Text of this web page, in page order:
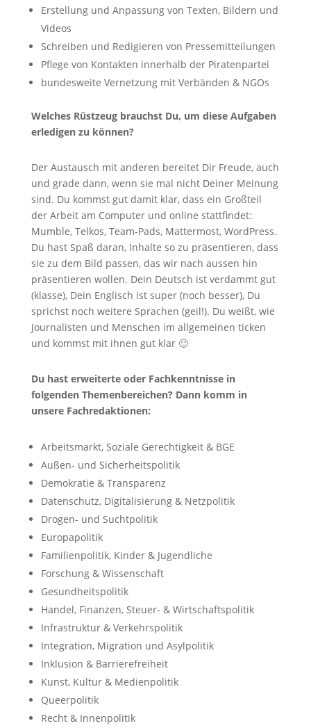
Erstellung und Anpassung von Texten, Bildern und
Videos
Schreiben und Redigieren von Pressemitteilungen
Pflege von Kontakten innerhalb der Piratenpartei
bundesweite Vernetzung mit Verbänden & NGOs
Welches Rüstzeug brauchst Du, um diese Aufgaben
erledigen zu können?
Der Austausch mit anderen bereitet Dir Freude, auch
und grade dann, wenn sie mal nicht Deiner Meinung
sind. Du kommst gut damit klar, dass ein Großteil
der Arbeit am Computer und online stattfindet:
Mumble, Telkos, Team-Pads, Mattermost, WordPress.
Du hast Spaß daran, Inhalte so zu präsentieren, dass
sie zu dem Bild passen, das wir nach aussen hin
präsentieren wollen. Dein Deutsch ist verdammt gut
(klasse), Dein Englisch ist super (noch besser), Du
sprichst noch weitere Sprachen (geil!). Du weißt, wie
Journalisten und Menschen im allgemeinen ticken
und kommst mit ihnen gut klar 🙂
Du hast erweiterte oder Fachkenntnisse in
folgenden Themenbereichen? Dann komm in
unsere Fachredaktionen:
Arbeitsmarkt, Soziale Gerechtigkeit & BGE
Außen- und Sicherheitspolitik
Demokratie & Transparenz
Datenschutz, Digitalisierung & Netzpolitik
Drogen- und Suchtpolitik
Europapolitik
Familienpolitik, Kinder & Jugendliche
Forschung & Wissenschaft
Gesundheitspolitik
Handel, Finanzen, Steuer- & Wirtschaftspolitik
Infrastruktur & Verkehrspolitik
Integration, Migration und Asylpolitik
Inklusion & Barrierefreiheit
Kunst, Kultur & Medienpolitik
Queerpolitik
Recht & Innenpolitik